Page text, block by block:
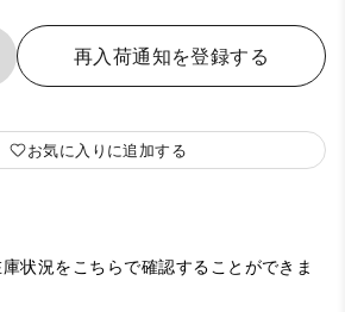
再入荷通知を登録する
お気に入りに追加する
状況をこちらで確認することができま